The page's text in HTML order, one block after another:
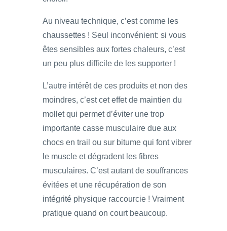
Au niveau technique, c’est comme les
chaussettes ! Seul inconvénient: si vous
êtes sensibles aux fortes chaleurs, c’est
un peu plus difficile de les supporter !
L’autre intérêt de ces produits et non des
moindres, c’est cet effet de maintien du
mollet qui permet d’éviter une trop
importante casse musculaire due aux
chocs en trail ou sur bitume qui font vibrer
le muscle et dégradent les fibres
musculaires. C’est autant de souffrances
évitées et une récupération de son
intégrité physique raccourcie ! Vraiment
pratique quand on court beaucoup.